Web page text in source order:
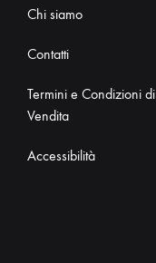
Chi siamo
Contatti
Termini e Condizioni di
Vendita
Accessibilità